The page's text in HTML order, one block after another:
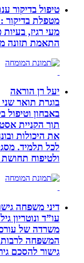
טיפול בדיקור ענת
מטפלת בדיקור :
מעי רגיז, בעיות
התאמת תזונה
יעל רן הוראה
בוגרת תואר שני
באבחון וטיפול
תוך הקניית
את היכולות
לכל תלמיד.
ולטיפוח תחושת
דיני משפחה גישור,
עו”ד ונוטריון
משרדה של עורכת
המשפחה לרבות:
גישור להסכם